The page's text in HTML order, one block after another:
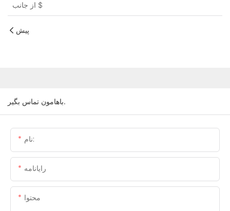
$
پیش
باهامون تماس بگير.
نام:
رایانامه
محتوا